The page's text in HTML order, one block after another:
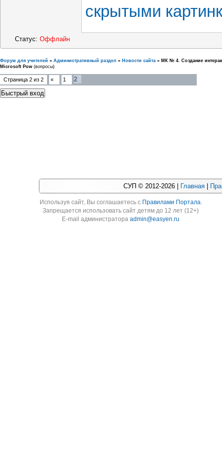
скрытыми
Статус: Оффлайн
Форум для учителей » Административный раздел » Новости сайта » МК № 4. Создание
Microsoft Pow (вопросы)
Страница 2 из 2 « 1 2
СУП © 2012-2026 | Главная
Используя cайт, Вы соглашаетесь с Правилами Портала.
Запрещается использовать сайт детям до 12 лет (12+)
E-mail администратораadmin@easyen.ru